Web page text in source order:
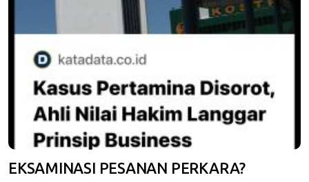
EKSAMINASI PESANAN PERKARA?